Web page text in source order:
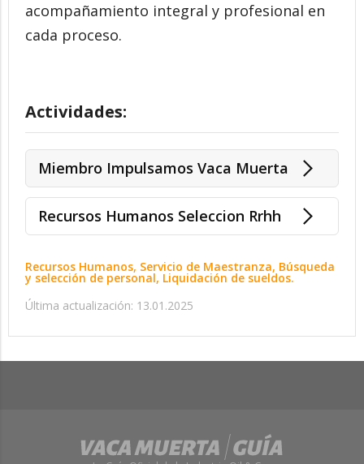
acompañamiento integral y profesional en
cada proceso.
Actividades:
Miembro Impulsamos Vaca Muerta
Recursos Humanos Seleccion Rrhh
Recursos Humanos, Servicio de Maestranza, Búsqueda
y selección de personal, Liquidación de sueldos.
Última actualización: 13.01.2025